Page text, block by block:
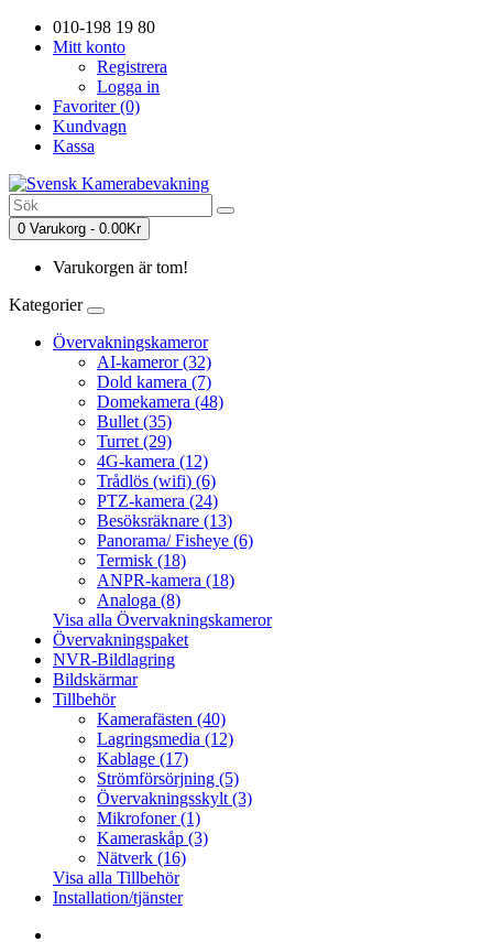
010-198 19 80
Mitt konto
Registrera
Logga in
Favoriter (0)
Kundvagn
Kassa
0 Varukorg - 0.00Kr
Varukorgen är tom!
Kategorier
Övervakningskameror
AI-kameror (32)
Dold kamera (7)
Domekamera (48)
Bullet (35)
Turret (29)
4G-kamera (12)
Trådlös (wifi) (6)
PTZ-kamera (24)
Besöksräknare (13)
Panorama/ Fisheye (6)
Termisk (18)
ANPR-kamera (18)
Analoga (8)
Visa alla Övervakningskameror
Övervakningspaket
NVR-Bildlagring
Bildskärmar
Tillbehör
Kamerafästen (40)
Lagringsmedia (12)
Kablage (17)
Strömförsörjning (5)
Övervakningsskylt (3)
Mikrofoner (1)
Kameraskåp (3)
Nätverk (16)
Visa alla Tillbehör
Installation/tjänster